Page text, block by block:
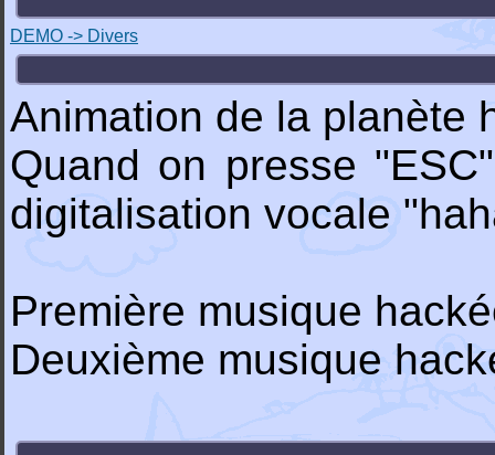
DEMO -> Divers
Animation de la planète
Quand on presse
digitalisation vocale
Première musique
Deuxième musique